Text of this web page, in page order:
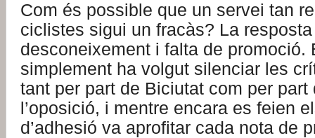
Com és possible que un servei tan
ciclistes sigui un fracàs? La
desconeixement i falta de promoció.
simplement ha volgut silenciar les
tant per part de Biciutat com per part
l’oposició, i mentre encara es feien
d’adhesió va aprofitar cada nota de